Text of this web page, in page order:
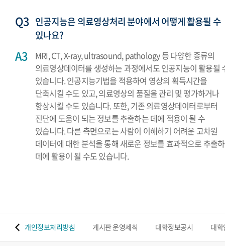
인공지능은 의료영상처리 분야에서 어떻게 활용될 수
있나요?
MRI, CT, X-ray, ultrasound, pathology 등 다양한 종류의
의료영상데이터를 생성하는 과정에서도 인공지능이 활용될
있습니다. 인공지능기법을 적용하여 영상의 획득시간을
단축시킬 수도 있고, 의료영상의 품질을 관리 및 평가하거나
향상시킬 수도 있습니다. 또한, 기존 의료영상데이터로부터
진단에 도움이 되는 정보를 추출하는 데에 적용이 될 수
있습니다. 다른 측면으로는 사람이 이해하기 어려운 고차원
데이터에 대한 분석을 통해 새로운 정보를 효과적으로 추출
데에 활용이 될 수도 있습니다.
개인정보처리방침 게시판 운영세칙 대학정보공시 대